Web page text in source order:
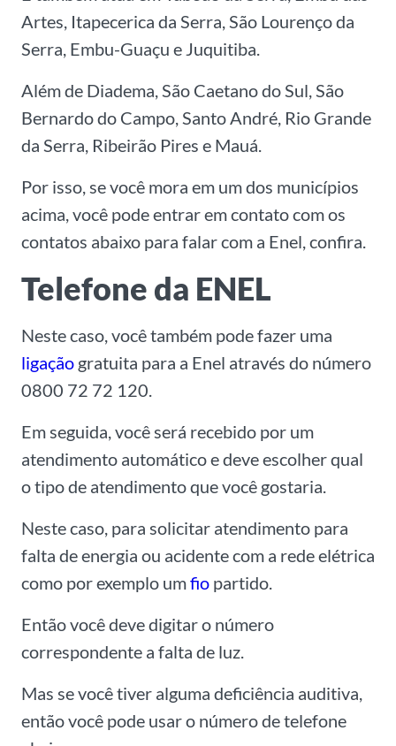
Artes, Itapecerica da Serra, São Lourenço da
Serra, Embu-Guaçu e Juquitiba.
Além de Diadema, São Caetano do Sul, São
Bernardo do Campo, Santo André, Rio Grande
da Serra, Ribeirão Pires e Mauá.
Por isso, se você mora em um dos municípios
acima, você pode entrar em contato com os
contatos abaixo para falar com a Enel, confira.
Telefone da ENEL
Neste caso, você também pode fazer uma
ligação gratuita para a Enel através do número
0800 72 72 120.
Em seguida, você será recebido por um
atendimento automático e deve escolher qual
o tipo de atendimento que você gostaria.
Neste caso, para solicitar atendimento para
falta de energia ou acidente com a rede elétrica
como por exemplo umfio partido.
Então você deve digitar o número
correspondente a falta de luz.
Mas se você tiver alguma deficiência auditiva,
então você pode usar o número de telefone